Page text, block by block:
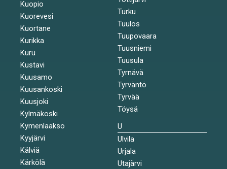
Kuopio
Kuorevesi
Kuortane
Kurikka
Kuru
Kustavi
Kuusamo
Kuusankoski
Kuusjoki
Kylmäkoski
Kymenlaakso
Kyyjärvi
Kälviä
Kärkölä
Turku
Tuulos
Tuupovaara
Tuusniemi
Tuusula
Tyrnävä
Tyrväntö
Tyrvää
Töysä
U
Ulvila
Urjala
Utajärvi